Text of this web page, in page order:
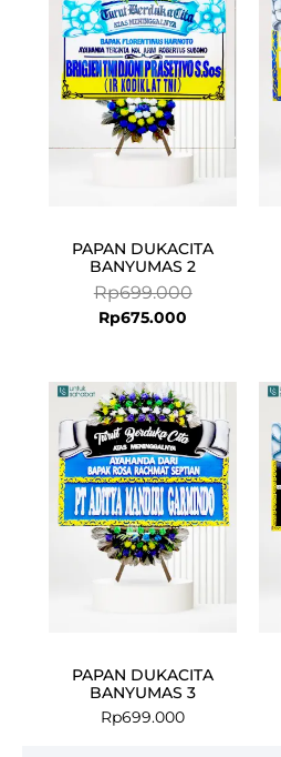
PAPAN DUKACITA
BANYUMAS 2
Rp699.000
was:
Rp699.000.
Rp675.000
is:
Rp675.000.
PAPAN DUKACITA
BANYUMAS 3
Rp699.000